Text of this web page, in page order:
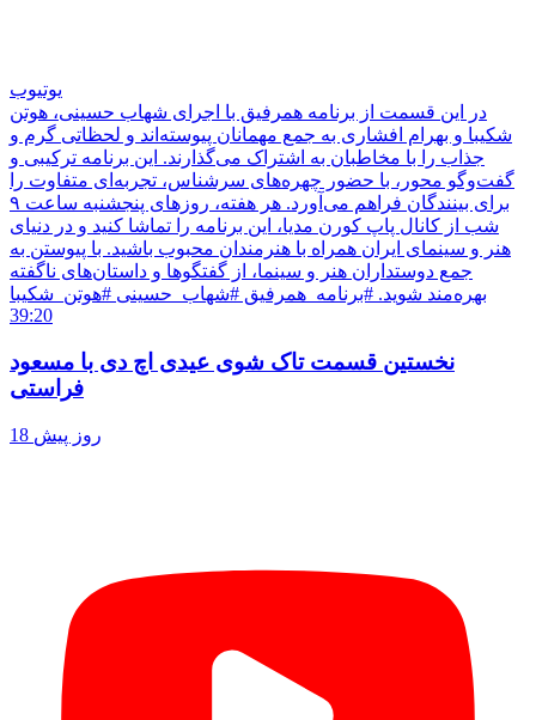
یوتیوب
در این قسمت از برنامه همرفیق با اجرای شهاب حسینی، هوتن
شکیبا و بهرام افشاری به جمع مهمانان پیوسته‌اند و لحظاتی گرم و
جذاب را با مخاطبان به اشتراک می‌گذارند. این برنامه ترکیبی و
گفت‌وگو محور، با حضور چهره‌های سرشناس، تجربه‌ای متفاوت را
برای بینندگان فراهم می‌آورد. هر هفته، روزهای پنجشنبه ساعت ۹
شب از کانال پاپ کورن مدیا، این برنامه را تماشا کنید و در دنیای
هنر و سینمای ایران همراه با هنرمندان محبوب باشید. با پیوستن به
جمع دوستداران هنر و سینما، از گفتگوها و داستان‌های ناگفته
بهره‌مند شوید. #برنامه_همرفیق #شهاب_حسینی #هوتن_شکیبا
39:20
نخستین قسمت تاک شوی عیدی اچ دی با مسعود
فراستی
18 روز پیش